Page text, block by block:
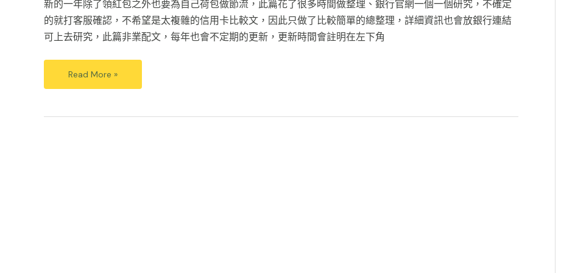
新的一年除了領紅包之外也要為自己荷包做節流，此篇花了很多時間做整理、銀行官網一個一個研究，不確定
的就打客服確認，不希望是太複雜的信用卡比較文，因此只做了比較簡單的總整理，詳細資訊也會放銀行連結
可上去研究，此篇非業配文，每年也會不定期的更新，更新時間會註明在左下角
Read More »